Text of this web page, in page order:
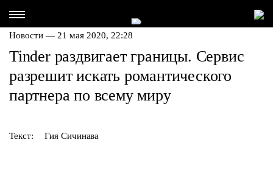
Новости — 21 мая 2020, 22:28
Tinder раздвигает границы. Сервис
разрешит искать романтического
партнера по всему миру
Текст: Гия Сичинава